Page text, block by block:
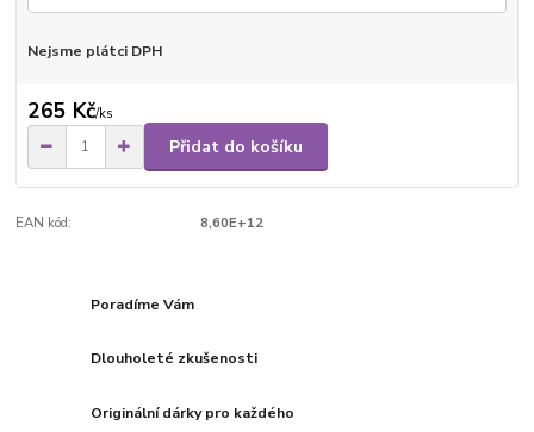
Nejsme plátci DPH
265 Kč/ks
Přidat do košíku
EAN kód: 8,60E+12
Poradíme Vám
Dlouholeté zkušenosti
Originální dárky pro každého